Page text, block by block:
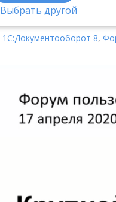
Выбрать другой
1123
1С:Документооборот 8,